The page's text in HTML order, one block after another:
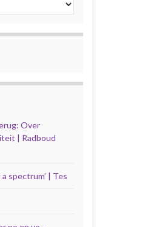
Over
| Radboud
spectrum’ | Tes